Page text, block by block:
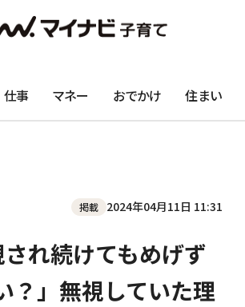
仕事 マネー おでかけ 住まい
掲載 2024年04月11日 11:31
れ続けてもめげず
？」無視していた理